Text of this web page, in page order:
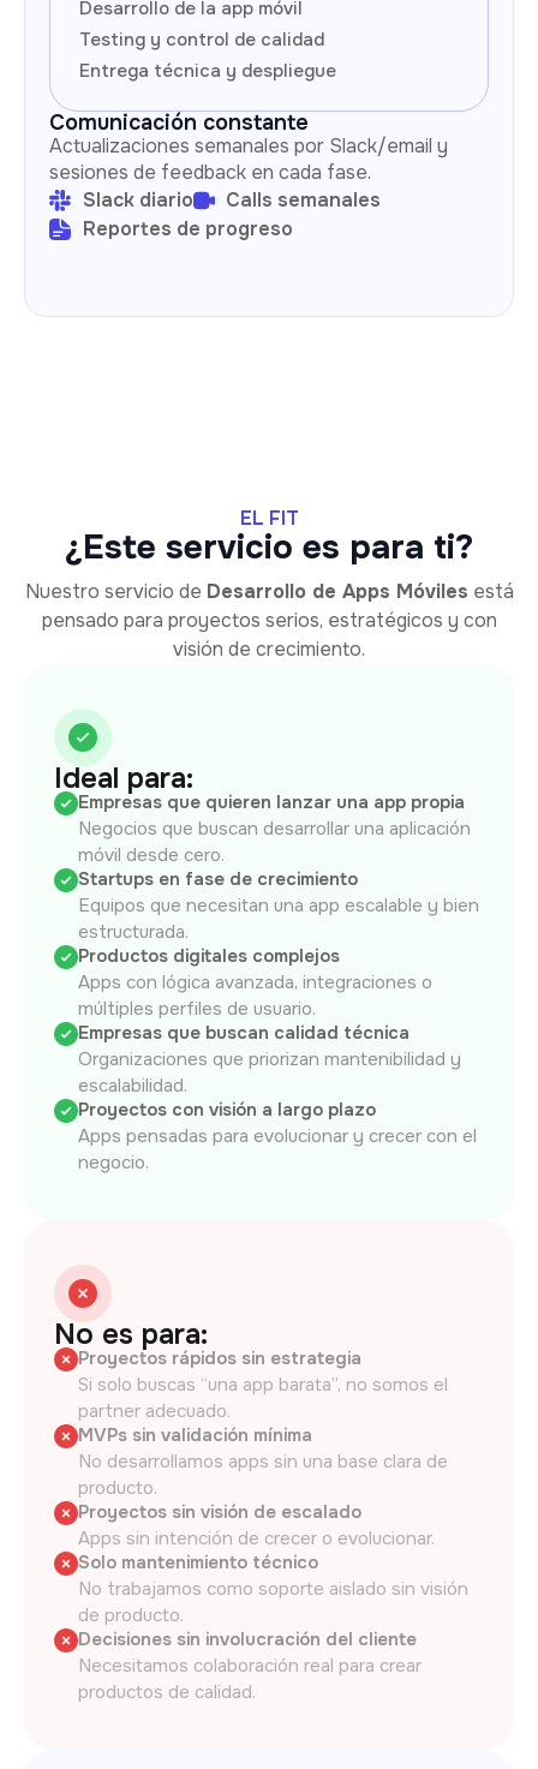
Desarrollo de la app móvil
Testing y control de calidad
Entrega técnica y despliegue
Comunicación constante
Actualizaciones semanales por Slack/email y
sesiones de feedback en cada fase.
Slack diario
Calls semanales
Reportes de progreso
EL FIT
¿Este servicio es para ti?
Nuestro servicio de Desarrollo de Apps Móviles está
pensado para proyectos serios, estratégicos y con
visión de crecimiento.
Ideal para:
Empresas que quieren lanzar una app propia
Negocios que buscan desarrollar una aplicación
móvil desde cero.
Startups en fase de crecimiento
Equipos que necesitan una app escalable y bien
estructurada.
Productos digitales complejos
Apps con lógica avanzada, integraciones o
múltiples perfiles de usuario.
Empresas que buscan calidad técnica
Organizaciones que priorizan mantenibilidad y
escalabilidad.
Proyectos con visión a largo plazo
Apps pensadas para evolucionar y crecer con el
negocio.
No es para:
Proyectos rápidos sin estrategia
Si solo buscas “una app barata”, no somos el
partner adecuado.
MVPs sin validación mínima
No desarrollamos apps sin una base clara de
producto.
Proyectos sin visión de escalado
Apps sin intención de crecer o evolucionar.
Solo mantenimiento técnico
No trabajamos como soporte aislado sin visión
de producto.
Decisiones sin involucración del cliente
Necesitamos colaboración real para crear
productos de calidad.